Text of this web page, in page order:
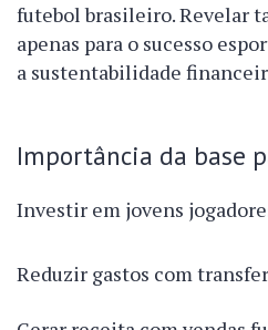
futebol brasileiro. Revelar
apenas para o sucesso
a sustentabilidade
Importância da base
Investir em jovens
Reduzir gastos com